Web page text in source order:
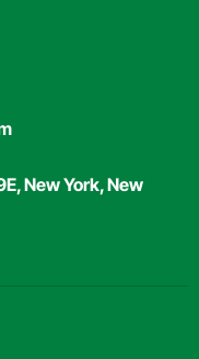
New York, New